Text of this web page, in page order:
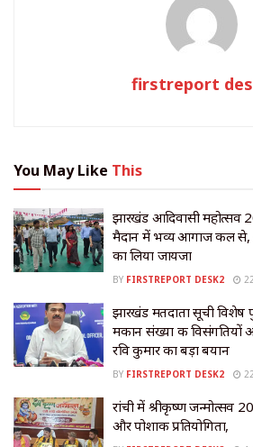
firstreport
You May Like This
झारखंड आदिवासी महोत्सव
मैदान में भव्य आगाज कल से,
का लिया जायजा
BY FIRSTREPORT DESK2
झारखंड मतदाता सूची विशेष
मकान संख्या की विसंगतियों
रवि कुमार का बड़ा बयान
BY FIRSTREPORT DESK2
रांची में श्रीकृष्ण जन्मोत्सव
और पोशाक प्रतियोगिता,